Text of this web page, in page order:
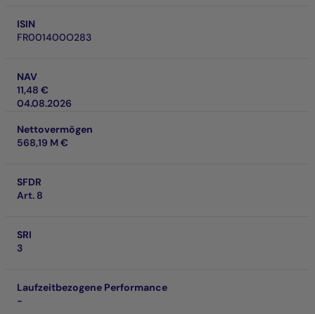
ISIN
FR001400O283
NAV
11,48 €
04.08.2026
Nettovermögen
568,19 M €
SFDR
Art. 8
SRI
3
Laufzeitbezogene Performance
-